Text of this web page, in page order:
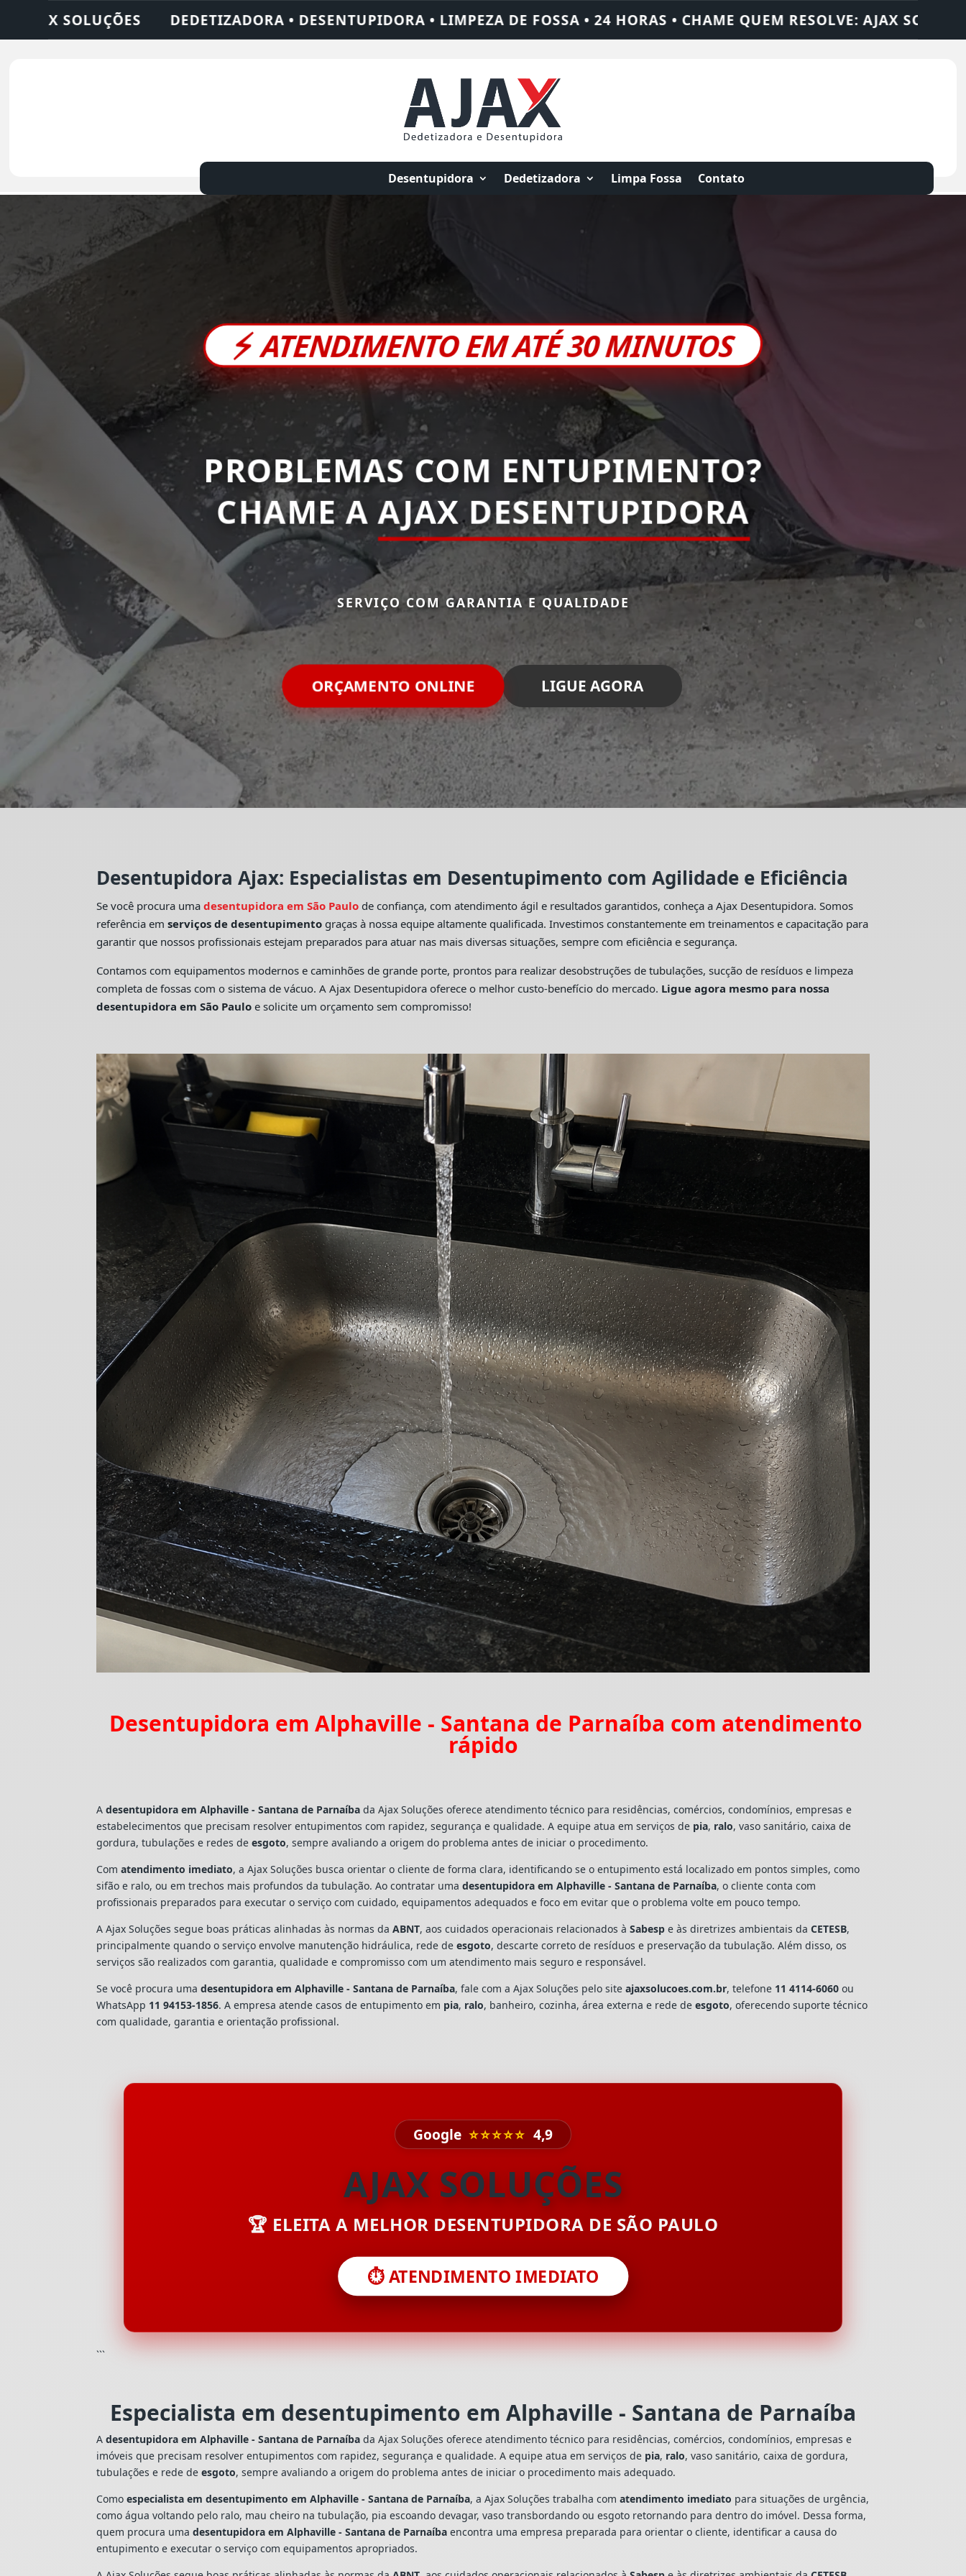
• DESENTUPIDORA • LIMPEZA DE FOSSA • 24 HORAS • CHAME QUEM RESOLVE: AJAX SOLUÇÕES DEDETIZADORA •
Desentupidora Dedetizadora Limpa Fossa Contato
⚡ATENDIMENTO EM ATÉ 30 MINUTOS
PROBLEMAS COM ENTUPIMENTO?
CHAME AAJAX DESENTUPIDORA
SERVIÇO COM GARANTIA E QUALIDADE
ORÇAMENTO ONLINE LIGUE AGORA
Desentupidora Ajax: Especialistas em Desentupimento com Agilidade e Eficiência
Se você procura umadesentupidora em São Paulo de confiança, com atendimento ágil e resultados garantidos, conheça a Ajax Desentupidora. Somos
referência emserviços de desentupimento graças à nossa equipe altamente qualificada. Investimos constantemente em treinamentos e capacitação para
garantir que nossos profissionais estejam preparados para atuar nas mais diversas situações, sempre com eficiência e segurança.
Contamos com equipamentos modernos e caminhões de grande porte, prontos para realizar desobstruções de tubulações, sucção de resíduos e limpeza
completa de fossas com o sistema de vácuo. A Ajax Desentupidora oferece o melhor custo-benefício do mercado. Ligue agora mesmo para nossa
desentupidora em São Paulo e solicite um orçamento sem compromisso!
Desentupidora em Alphaville - Santana de Parnaíba com atendimento
rápido
Adesentupidora em Alphaville - Santana de Parnaíba da Ajax Soluções oferece atendimento técnico para residências, comércios, condomínios, empresas e
estabelecimentos que precisam resolver entupimentos com rapidez, segurança e qualidade. A equipe atua em serviços de pia, ralo, vaso sanitário, caixa de
gordura, tubulações e redes deesgoto, sempre avaliando a origem do problema antes de iniciar o procedimento.
Comatendimento imediato, a Ajax Soluções busca orientar o cliente de forma clara, identificando se o entupimento está localizado em pontos simples, como
sifão e ralo, ou em trechos mais profundos da tubulação. Ao contratar umadesentupidora em Alphaville - Santana de Parnaíba, o cliente conta com
profissionais preparados para executar o serviço com cuidado, equipamentos adequados e foco em evitar que o problema volte em pouco tempo.
A Ajax Soluções segue boas práticas alinhadas às normas daABNT, aos cuidados operacionais relacionados àSabesp e às diretrizes ambientais daCETESB,
principalmente quando o serviço envolve manutenção hidráulica, rede deesgoto, descarte correto de resíduos e preservação da tubulação. Além disso, os
serviços são realizados com garantia, qualidade e compromisso com um atendimento mais seguro e responsável.
Se você procura umadesentupidora em Alphaville - Santana de Parnaíba, fale com a Ajax Soluções pelo siteajaxsolucoes.com.br, telefone 11 4114-6060 ou
WhatsApp 11 94153-1856. A empresa atende casos de entupimento em pia, ralo, banheiro, cozinha, área externa e rede deesgoto, oferecendo suporte técnico
com qualidade, garantia e orientação profissional.
Google ⭐⭐⭐⭐⭐ 4,9
AJAX SOLUÇÕES
🏆 ELEITA A MELHOR DESENTUPIDORA DE SÃO PAULO
⏱️ ATENDIMENTO IMEDIATO
```
Especialista em desentupimento em Alphaville - Santana de Parnaíba
Adesentupidora em Alphaville - Santana de Parnaíba da Ajax Soluções oferece atendimento técnico para residências, comércios, condomínios, empresas e
imóveis que precisam resolver entupimentos com rapidez, segurança e qualidade. A equipe atua em serviços de pia, ralo, vaso sanitário, caixa de gordura,
tubulações e rede deesgoto, sempre avaliando a origem do problema antes de iniciar o procedimento mais adequado.
Comoespecialista em desentupimento em Alphaville - Santana de Parnaíba, a Ajax Soluções trabalha comatendimento imediato para situações de urgência,
como água voltando pelo ralo, mau cheiro na tubulação, pia escoando devagar, vaso transbordando ou esgoto retornando para dentro do imóvel. Dessa forma,
quem procura umadesentupidora em Alphaville - Santana de Parnaíba encontra uma empresa preparada para orientar o cliente, identificar a causa do
entupimento e executar o serviço com equipamentos apropriados.